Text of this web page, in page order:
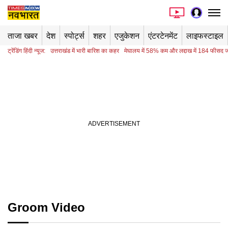
ताजा खबर देश स्पोर्ट्स शहर एजुकेशन एंटरटेनमेंट लाइफस्टाइल
ट्रेंडिंग हिंदी न्यूज: उत्तराखंड में भारी बारिश का कहर मेघालय में 58% कम और लद्दाख में 184 फीसद
Groom Video